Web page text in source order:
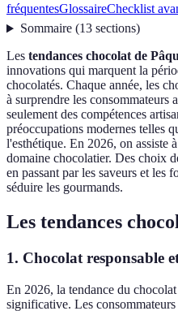
fréquentesGlossaireChecklist
Sommaire(13 sections)
Les tendances chocolat de
innovations qui marquent la
chocolatés. Chaque année, les
à surprendre les consommateurs
seulement des compétences
préoccupations modernes telles
l'esthétique. En 2026, on assiste
domaine chocolatier. Des choix
en passant par les saveurs et les
séduire les gourmands.
Les tendances
1. Chocolat responsable
En 2026, la tendance du
significative. Les